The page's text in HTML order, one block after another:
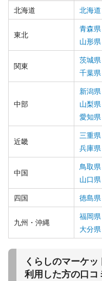
北海道 北海道
東北
青森県
山形県
関東
茨城県
千葉県
中部
新潟県
山梨県
愛知県
近畿
三重県
兵庫県
中国
鳥取県
山口県
四国
徳島県
九州・沖縄
福岡県
大分県
くらしのマーケ
利用した方の口コ